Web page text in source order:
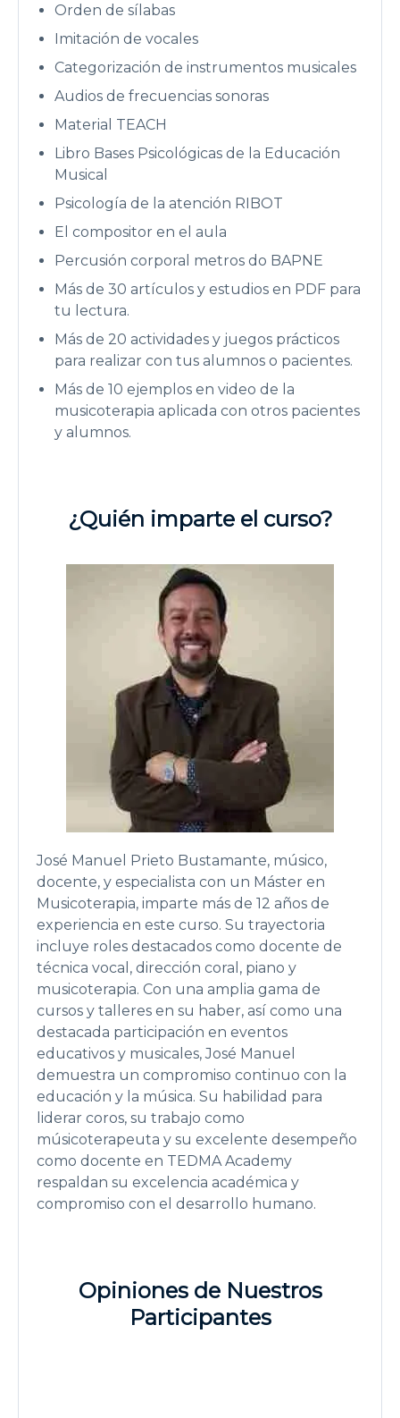
Orden de sílabas
Imitación de vocales
Categorización de instrumentos musicales
Audios de frecuencias sonoras
Material TEACH
Libro Bases Psicológicas de la Educación
Musical
Psicología de la atención RIBOT
El compositor en el aula
Percusión corporal metros do BAPNE
Más de 30 artículos y estudios en PDF para
tu lectura.
Más de 20 actividades y juegos prácticos
para realizar con tus alumnos o pacientes.
Más de 10 ejemplos en video de la
musicoterapia aplicada con otros pacientes
y alumnos.
¿Quién imparte el curso?
José Manuel Prieto Bustamante, músico,
docente, y especialista con un Máster en
Musicoterapia, imparte más de 12 años de
experiencia en este curso. Su trayectoria
incluye roles destacados como docente de
técnica vocal, dirección coral, piano y
musicoterapia. Con una amplia gama de
cursos y talleres en su haber, así como una
destacada participación en eventos
educativos y musicales, José Manuel
demuestra un compromiso continuo con la
educación y la música. Su habilidad para
liderar coros, su trabajo como
músicoterapeuta y su excelente desempeño
como docente en TEDMA Academy
respaldan su excelencia académica y
compromiso con el desarrollo humano.
Opiniones de Nuestros
Participantes